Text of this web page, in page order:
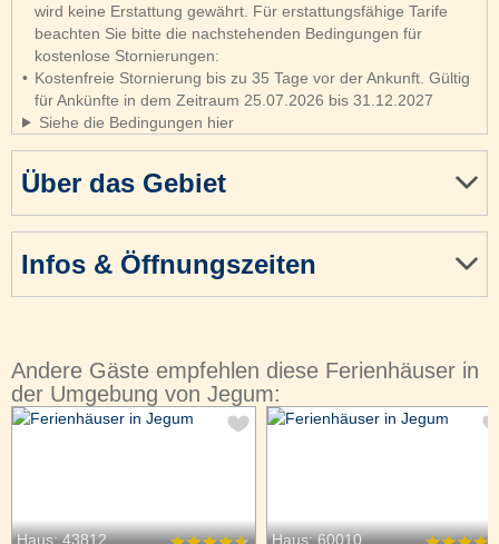
Über das Gebiet
Infos & Öffnungszeiten
wird keine Erstattung gewährt. Für erstattungsfähige Tarife
beachten Sie bitte die nachstehenden Bedingungen für
kostenlose Stornierungen:
Kostenfreie Stornierung bis zu 35 Tage vor der Ankunft. Gültig
für Ankünfte in dem Zeitraum 25.07.2026 bis 31.12.2027
Siehe die Bedingungen hier
Andere Gäste empfehlen diese Ferienhäuser in
der Umgebung von Jegum:
Haus: 43812 Haus: 60010